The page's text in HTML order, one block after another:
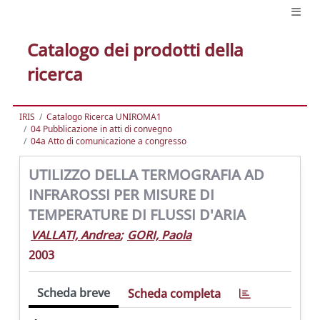
Catalogo dei prodotti della
ricerca
IRIS
Catalogo Ricerca UNIROMA1
04 Pubblicazione in atti di convegno
04a Atto di comunicazione a congresso
UTILIZZO DELLA TERMOGRAFIA AD
INFRAROSSI PER MISURE DI
TEMPERATURE DI FLUSSI D'ARIA
VALLATI, Andrea; GORI, Paola
2003
Scheda breve Scheda completa